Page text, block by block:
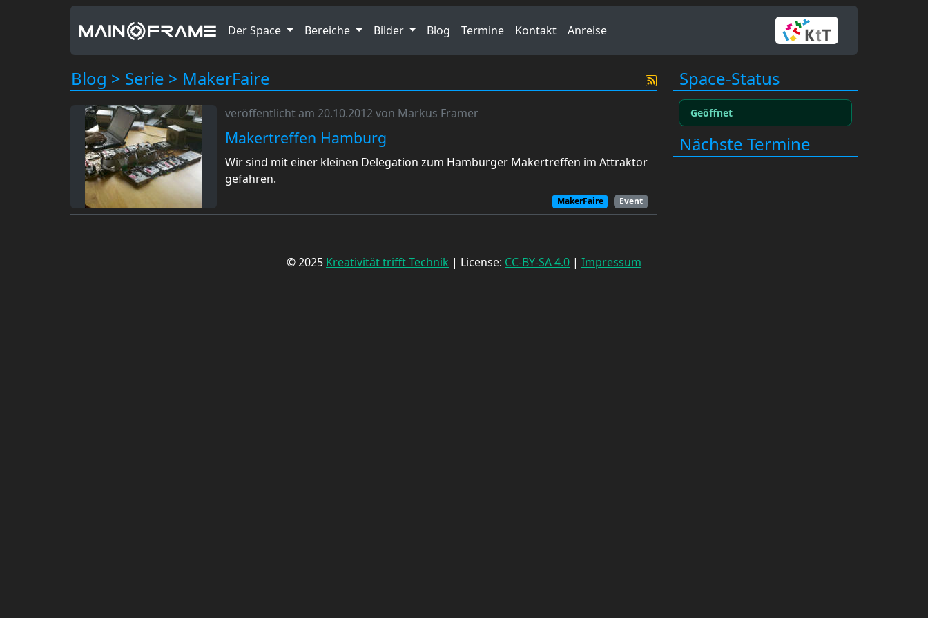
Der Space Bereiche Bilder Blog Termine Kontakt Anreise
Blog > Serie > MakerFaire
veröffentlicht am 20.10.2012 von Markus Framer
Makertreffen Hamburg
Wir sind mit einer kleinen Delegation zum Hamburger Makertreffen im Attraktor
gefahren.
MakerFaire Event
Space-Status
Geöffnet
Nächste Termine
© 2025 Kreativität trifft Technik | License: CC-BY-SA 4.0 | Impressum